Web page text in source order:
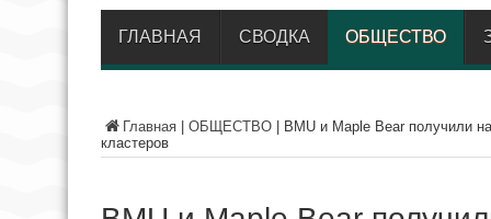
ГЛАВНАЯ СВОДКА ОБЩЕСТВО
Главная ОБЩЕСТВО
BMU и Maple Bear получили
кластеров